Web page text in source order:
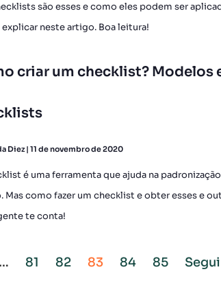
são esses e como eles podem ser
explicar neste artigo. Boa leitura!
criar um checklist? Modelos
Diez 11 de novembro de 2020
é uma ferramenta que ajuda na
Mas como fazer um checklist e obter esses e
te conta!
… 81 82 83 84 85